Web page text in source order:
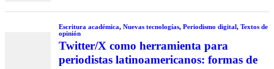
Escritura académica, Nuevas tecnologías, Periodismo digital, Textos de
opinión
Twitter/X como herramienta para
periodistas latinoamericanos: formas de